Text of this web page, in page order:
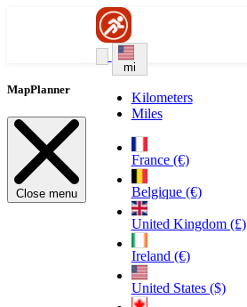
mi
Kilometers
Miles
France (€)
Belgique (€)
United Kingdom (£)
Ireland (€)
United States ($)
MapPlanner
Close menu